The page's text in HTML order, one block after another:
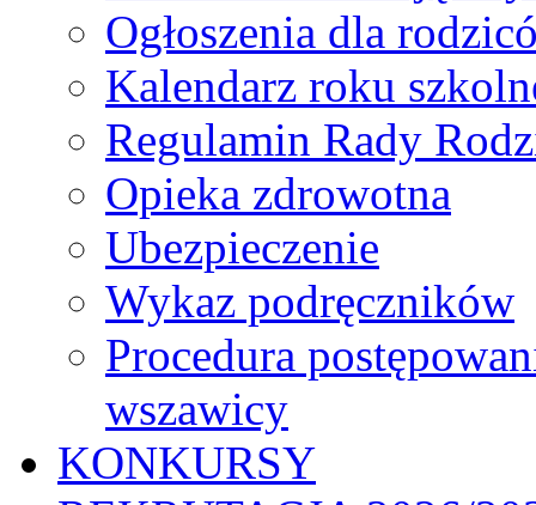
Ogłoszenia dla
Kalendarz roku
Regulamin Rady
Opieka zdrowotna
Ubezpieczenie
Wykaz podręczników
Procedura
wszawicy
KONKURSY